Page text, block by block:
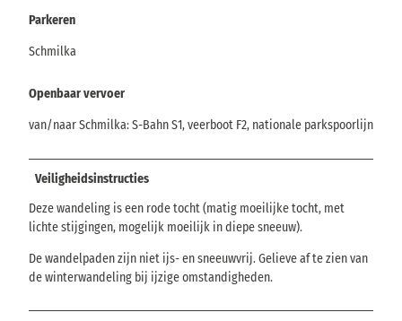
Parkeren
Schmilka
Openbaar vervoer
van/naar Schmilka: S-Bahn S1, veerboot F2, nationale parkspoorlijn
Veiligheidsinstructies
Deze wandeling is een rode tocht (matig moeilijke tocht, met
lichte stijgingen, mogelijk moeilijk in diepe sneeuw).
De wandelpaden zijn niet ijs- en sneeuwvrij. Gelieve af te zien van
de winterwandeling bij ijzige omstandigheden.